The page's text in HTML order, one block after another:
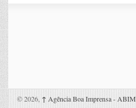
© 2026, ↑ Agência Boa Imprensa - ABIM